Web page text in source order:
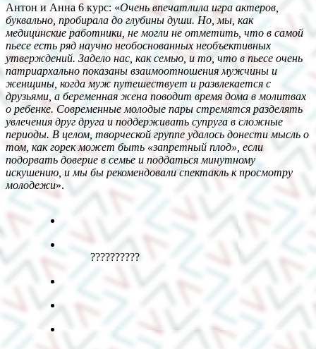
Антон и Анна 6 курс: «Очень впечатлила игра актеров,
буквально, пробирала до глубины души. Но, мы, как
медицинские работники, не могли не отметить, что в самой
пьесе есть ряд научно необоснованных необъективных
утверждений. Задело нас, как семью, и то, что в пьесе очень
патриархально показаны взаимоотношения мужчины и
женщины, когда муж путешествует и развлекается с
друзьями, а беременная жена поводит время дома в молитвах
о ребенке. Современные молодые пары стремятся разделять
увлечения друг друга и поддерживать супруга в сложные
периоды. В целом, творческой группе удалось донести мысль о
том, как горек может быть «запретный плод», если
подорвать доверие в семье и поддаться минутному
искушению, и мы бы рекомендовали спектакль к просмотру
молодежи».
??????????